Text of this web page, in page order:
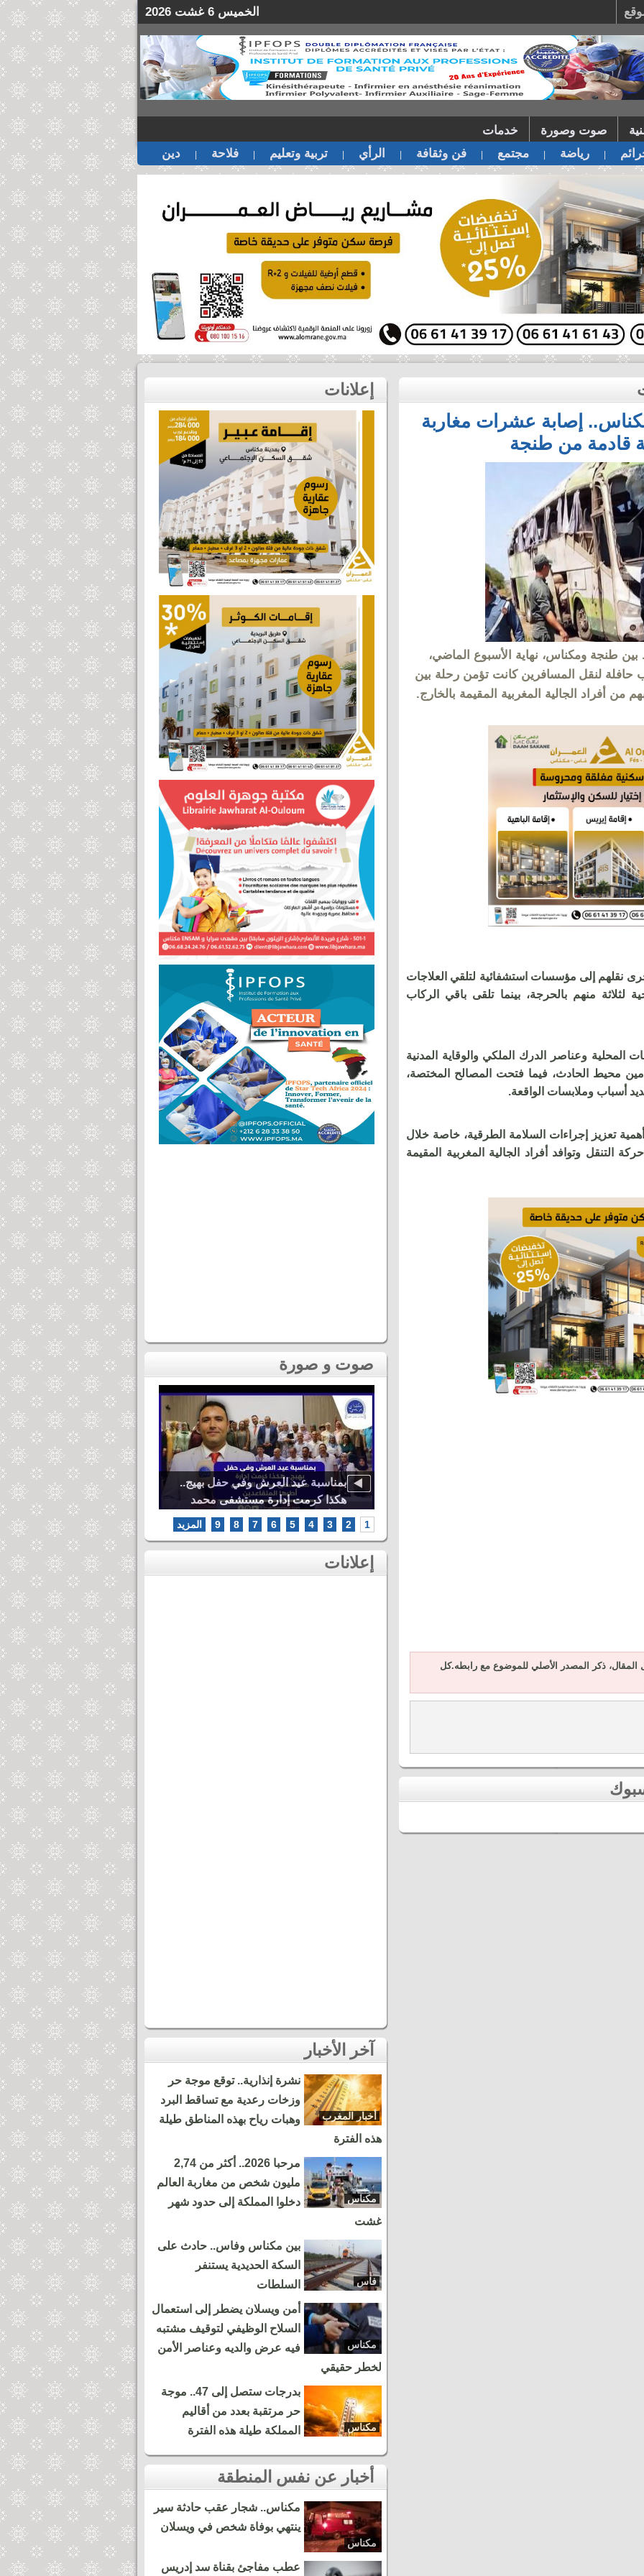
الخميس 6 غشت 2026
رياضة مجتمع فن وثقافة الرأي تربية وتعليم فلاحة دين
صوت وصورة خدمات
إصابة عشرات مغاربة
قادمة من طنجة
طنجة ومكناس، نهاية الأسبوع الماضي،
حافلة لنقل المسافرين كانت تؤمن رحلة بين
عن إصابة 25 شخصا جرى نقلهم إلى مؤسسات استشفائية لتلقي العلاجات
لثلاثة منهم بالحرجة، بينما تلقى باقي الركاب
وعناصر الدرك الملكي والوقاية المدنية
محيط الحادث، فيما فتحت المصالح المختصة،
أسباب وملابسات الواقعة.
تعزيز إجراءات السلامة الطرقية، خاصة خلال
التنقل وتوافد أفراد الجالية المغربية المقيمة
ذكر المصدر الأصلي للموضوع مع رابطه.كل
بمناسبة عيد العرش وفي حفل بهيج..
هكذا كرمت إدارة مستشفى محمد
الخامس أطرها المتقاعدين
1
2
3
4
5
6
7
8
9 المزيد
أخبار المغرب
نشرة إنذارية.. توقع موجة حر
وزخات رعدية مع تساقط البرد
وهبات رياح بهذه المناطق طيلة
هذه الفترة
مكناس
مرحبا 2026.. أكثر من 2,74
مليون شخص من مغاربة العالم
دخلوا المملكة إلى حدود شهر
غشت
فاس
بين مكناس وفاس.. حادث على
السكة الحديدية يستنفر
السلطات
مكناس
أمن ويسلان يضطر إلى استعمال
السلاح الوظيفي لتوقيف مشتبه
فيه عرض والديه وعناصر الأمن
لخطر حقيقي
مكناس
بدرجات ستصل إلى 47.. موجة
حر مرتقبة بعدد من أقاليم
المملكة طيلة هذه الفترة
مكناس
مكناس.. شجار عقب حادثة سير
ينتهي بوفاة شخص في ويسلان
عطب مفاجئ بقناة سد إدريس